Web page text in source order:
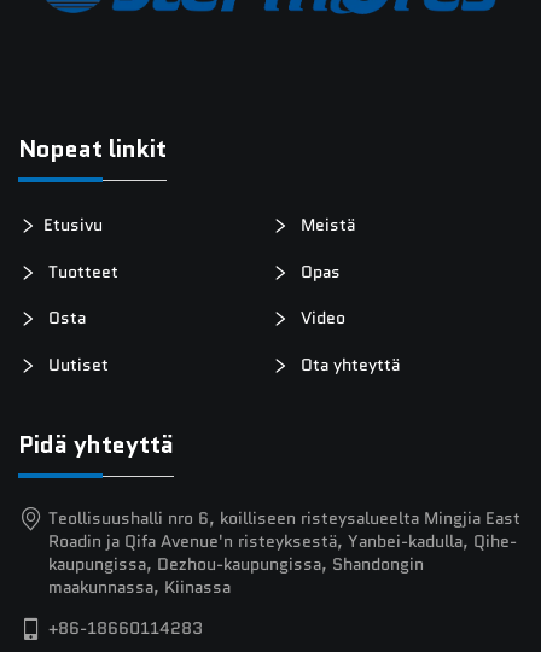
Nopeat linkit
Etusivu
Meistä
Tuotteet
Opas
Osta
Video
Uutiset
Ota yhteyttä
Pidä yhteyttä
Teollisuushalli nro 6, koilliseen risteysalueelta Mingjia East
Roadin ja Qifa Avenue'n risteyksestä, Yanbei-kadulla, Qihe-
kaupungissa, Dezhou-kaupungissa, Shandongin
maakunnassa, Kiinassa
+86-18660114283